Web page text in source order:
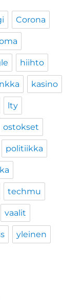
Corona
hiihto
kasino
lty
ostokset
politiikka
techmu
vaalit
yleinen